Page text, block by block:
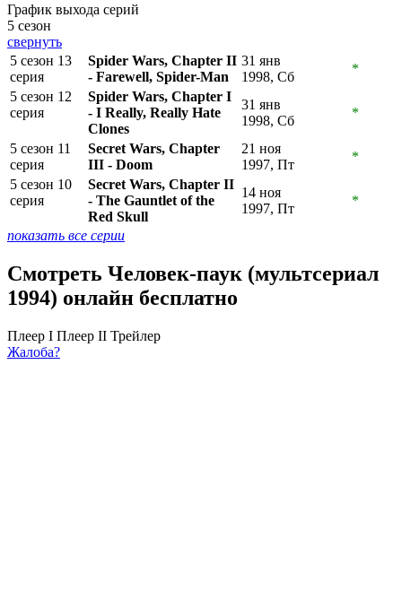
График выхода серий
5 сезон
свернуть
5 сезон 13
серия
Spider Wars, Chapter II
- Farewell, Spider-Man
31 янв
1998, Сб
*
5 сезон 12
серия
Spider Wars, Chapter I
- I Really, Really Hate
Clones
31 янв
1998, Сб
*
5 сезон 11
серия
Secret Wars, Chapter
III - Doom
21 ноя
1997, Пт
*
5 сезон 10
серия
Secret Wars, Chapter II
- The Gauntlet of the
Red Skull
14 ноя
1997, Пт
*
показать все серии
Смотреть Человек-паук (мультсериал
1994) онлайн бесплатно
Плеер I Плеер II Трейлер
Жалоба?